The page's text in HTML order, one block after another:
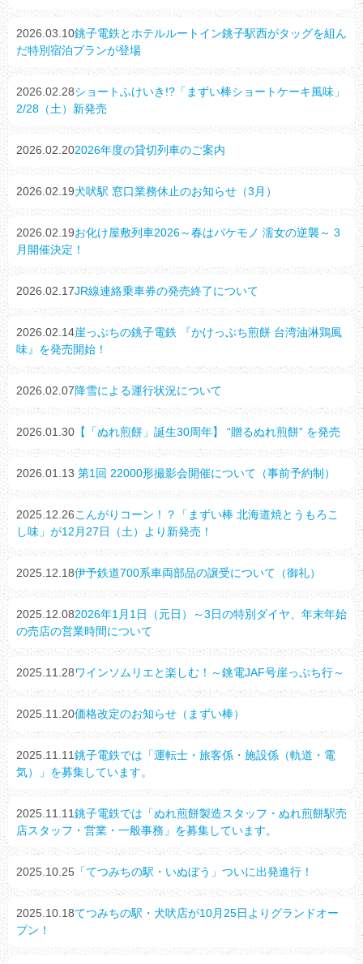
2026.03.10銚子電鉄とホテルルートイン銚子駅西がタッグを組ん
だ特別宿泊プランが登場
2026.02.28ショートふけいき!?「まずい棒ショートケーキ風味」
2/28（土）新発売
2026.02.202026年度の貸切列車のご案内
2026.02.19犬吠駅 窓口業務休止のお知らせ（3月）
2026.02.19お化け屋敷列車2026～春はバケモノ 濡女の逆襲～ 3
月開催決定！
2026.02.17JR線連絡乗車券の発売終了について
2026.02.14崖っぷちの銚子電鉄 『かけっぷち煎餅 台湾油淋鶏風
味』を発売開始！
2026.02.07降雪による運行状況について
2026.01.30 【「ぬれ煎餅」誕生30周年】 “贈るぬれ煎餅” を発売
2026.01.13 第1回 22000形撮影会開催について（事前予約制）
2025.12.26こんがりコーン！？「まずい棒 北海道焼とうもろこ
し味」が12月27日（土）より新発売！
2025.12.18伊予鉄道700系車両部品の譲受について（御礼）
2025.12.082026年1月1日（元日）～3日の特別ダイヤ、年末年始
の売店の営業時間について
2025.11.28ワインソムリエと楽しむ！～銚電JAF号崖っぷち行～
2025.11.20価格改定のお知らせ（まずい棒）
2025.11.11銚子電鉄では「運転士・旅客係・施設係（軌道・電
気）」を募集しています。
2025.11.11銚子電鉄では「ぬれ煎餅製造スタッフ・ぬれ煎餅駅売
店スタッフ・営業・一般事務」を募集しています。
2025.10.25 「てつみちの駅・いぬぼう」ついに出発進行！
2025.10.18てつみちの駅・犬吠店が10月25日よりグランドオー
プン！